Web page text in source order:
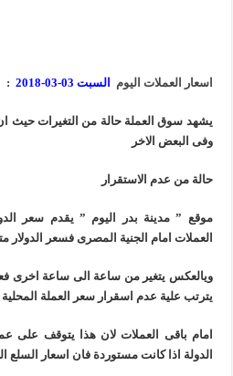
اسعار العملات اليومالسبت 03-03-2018 :
يشهد سوق العملة حالة من التغيرات حيث
وفى البعض الاخر
حالة من عدم الاستقرار
موقع ” مدينة بدر اليوم ” يقدم سعر
العملات امام الجنية المصرى فسعر الدولار
ويالعكس يتغير من ساعة الى ساعة اخرى
يترتب علية عدم اسقرار سعر العملة المحلية
امام باقى العملات لان هذا يتوقف على
الدولة اذا كانت مستوردة فان اسعار